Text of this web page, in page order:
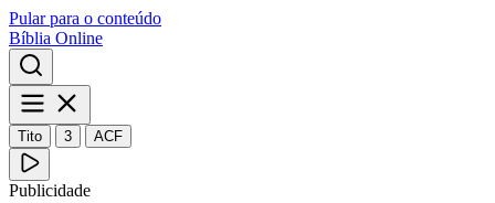
Pular para o conteúdo
Bíblia Online
Tito 3 ACF
Publicidade